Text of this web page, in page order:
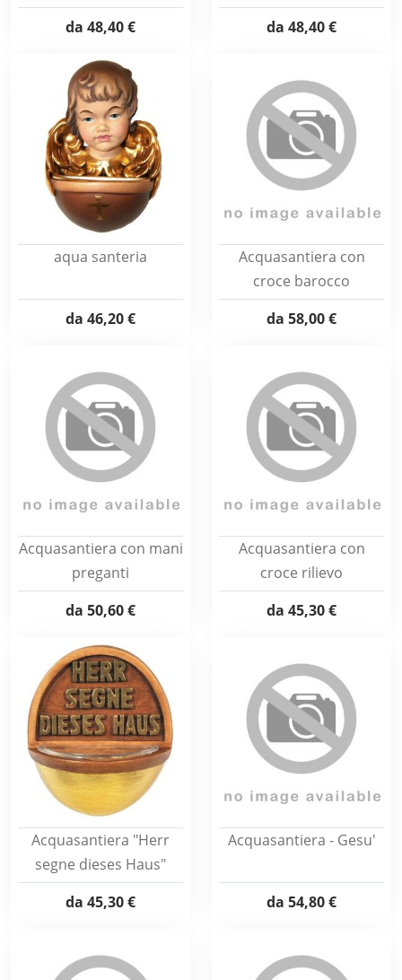
da 48,40 €
da 48,40 €
aqua santeria
da 46,20 €
Acquasantiera con
croce barocco
da 58,00 €
Acquasantiera con mani
preganti
da 50,60 €
Acquasantiera con
croce rilievo
da 45,30 €
Acquasantiera "Herr
segne dieses Haus"
da 45,30 €
Acquasantiera - Gesu'
da 54,80 €